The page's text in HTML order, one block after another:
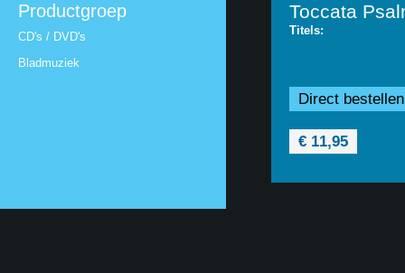
Productgroep
CD's / DVD's
Bladmuziek
Toccata
Titels:
Direct bestellen
€ 11,95